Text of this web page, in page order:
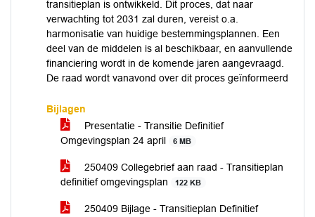
transitieplan is ontwikkeld. Dit proces, dat naar
verwachting tot 2031 zal duren, vereist o.a.
harmonisatie van huidige bestemmingsplannen. Een
deel van de middelen is al beschikbaar, en aanvullende
financiering wordt in de komende jaren aangevraagd.
De raad wordt vanavond over dit proces geïnformeerd
Bijlagen
Presentatie - Transitie Definitief
Omgevingsplan 24 april
6 MB
250409 Collegebrief aan raad - Transitieplan
definitief omgevingsplan
122 KB
250409 Bijlage - Transitieplan Definitief